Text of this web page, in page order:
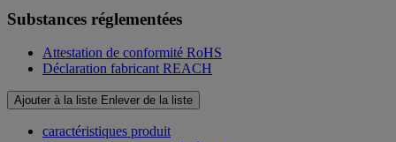
Substances réglementées
Attestation de conformité RoHS
Déclaration fabricant REACH
Ajouter à la liste Enlever de la liste
caractéristiques produit